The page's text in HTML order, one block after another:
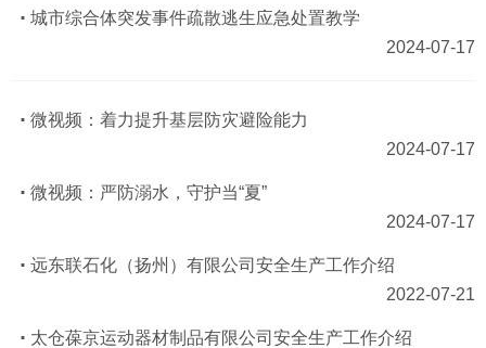
城市综合体突发事件疏散逃生应急处置教学
2024-07-17
微视频：着力提升基层防灾避险能力
2024-07-17
微视频：严防溺水，守护当“夏”
2024-07-17
远东联石化（扬州）有限公司安全生产工作介绍
2022-07-21
太仓葆京运动器材制品有限公司安全生产工作介绍